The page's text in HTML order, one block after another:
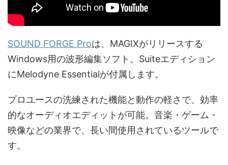
SOUND FORGE Proは、MAGIXがリリースする
Windows用の波形編集ソフト。Suiteエディション
にMelodyne Essentialが付属します。
プロユースの洗練された機能と動作の軽さで、効率
的なオーディオエディットが可能。音楽・ゲーム・
映像などの業界で、長い間使用されているツールで
す。